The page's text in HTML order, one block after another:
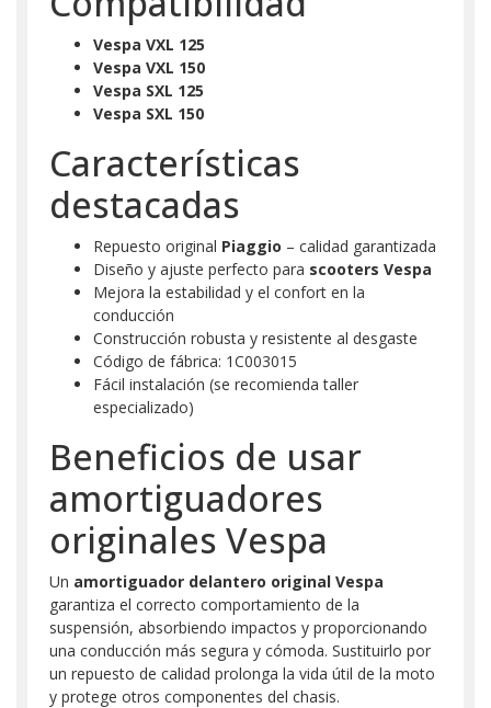
Vespa VXL 125
Vespa VXL 150
Vespa SXL 125
Vespa SXL 150
Características
destacadas
Repuesto original Piaggio – calidad garantizada
Diseño y ajuste perfecto para scooters Vespa
Mejora la estabilidad y el confort en la
conducción
Construcción robusta y resistente al desgaste
Código de fábrica: 1C003015
Fácil instalación (se recomienda taller
especializado)
Beneficios de usar
amortiguadores
originales Vespa
Un amortiguador delantero original Vespa
garantiza el correcto comportamiento de la
suspensión, absorbiendo impactos y proporcionando
una conducción más segura y cómoda. Sustituirlo por
un repuesto de calidad prolonga la vida útil de la moto
y protege otros componentes del chasis.